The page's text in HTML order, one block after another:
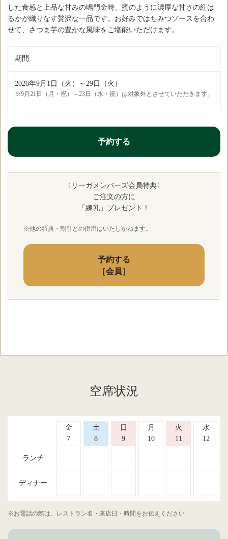
した食感と上品な甘みの鳴門金時、蜜のように濃厚な甘さの紅は
るかが織りなす贅沢な一品です。お好みではちみつソースを合わ
せて、さつま芋の豊かな風味をご堪能いただけます。
期間
2026年9月1日（火）～29日（火）
※9月21日（月・祝）～23日（水・祝）は対象外とさせていただきます。
予約する
〈リーガメンバーズ会員特典〉
ご注文の方に
「練乳」プレゼント！
※他の特典・割引との併用はいたしかねます。
予約する
［会員］
空席状況
金
7
土
8
日
9
月
10
火
11
水
12
ランチ
ディナー
※お電話の際は、レストラン名・来店日・時間をお伝えください